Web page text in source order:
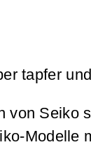
tapfer
Modelle